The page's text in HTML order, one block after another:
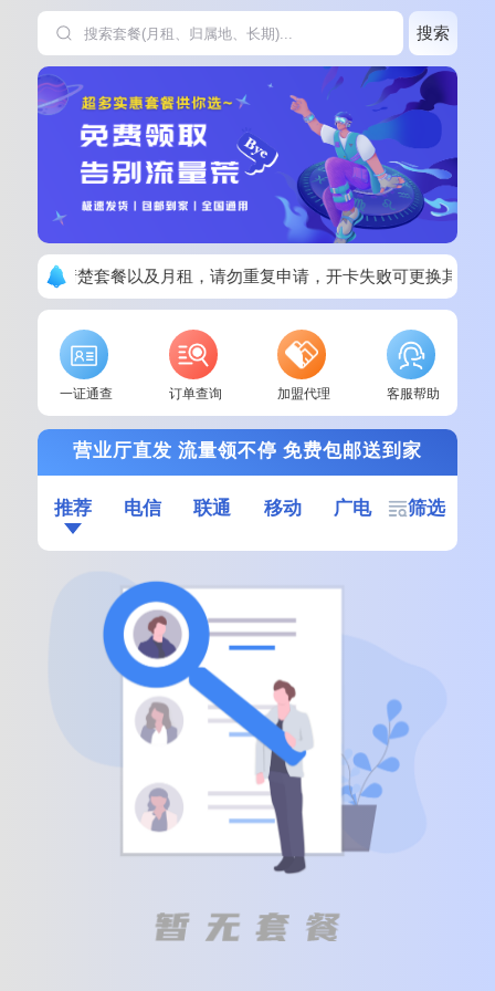
搜索
单请看清楚套餐以及月租，请勿重复申请，开卡失败可更换其他套
一证通查 订单查询 加盟代理 客服帮助
营业厅直发 流量领不停 免费包邮送到家
推荐 电信 联通 移动 广电 筛选